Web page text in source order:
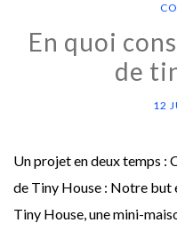
En quoi
de
12
Un projet en deux temps :
de Tiny House : Notre but
Tiny House, une mini-